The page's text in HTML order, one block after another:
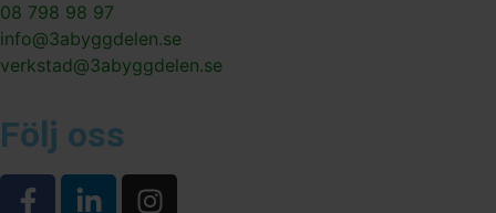
08 798 98 97
info@3abyggdelen.se
verkstad@3abyggdelen.se
Följ oss